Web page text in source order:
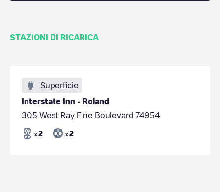
STAZIONI DI RICARICA
Superficie
Interstate Inn - Roland
305 West Ray Fine Boulevard 74954
x 2 x 2